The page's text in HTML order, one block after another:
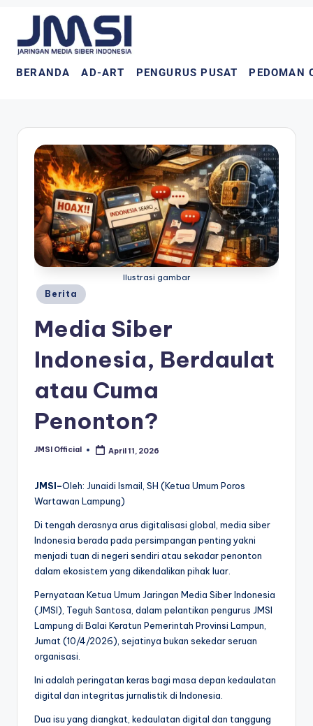
BERANDA AD-ART PENGURUS PUSAT PEDOMAN
Ilustrasi gambar
Berita
Media Siber
Indonesia, Berdaulat
atau Cuma
Penonton?
JMSI Official April 11, 2026
JMSI–Oleh: Junaidi Ismail, SH (Ketua Umum Poros
Wartawan Lampung)
Di tengah derasnya arus digitalisasi global, media siber
Indonesia berada pada persimpangan penting yakni
menjadi tuan di negeri sendiri atau sekadar penonton
dalam ekosistem yang dikendalikan pihak luar.
Pernyataan Ketua Umum Jaringan Media Siber Indonesia
(JMSI), Teguh Santosa, dalam pelantikan pengurus JMSI
Lampung di Balai Keratun Pemerintah Provinsi Lampun,
Jumat (10/4/2026), sejatinya bukan sekedar seruan
organisasi.
Ini adalah peringatan keras bagi masa depan kedaulatan
digital dan integritas jurnalistik di Indonesia.
Dua isu yang diangkat, kedaulatan digital dan tanggung